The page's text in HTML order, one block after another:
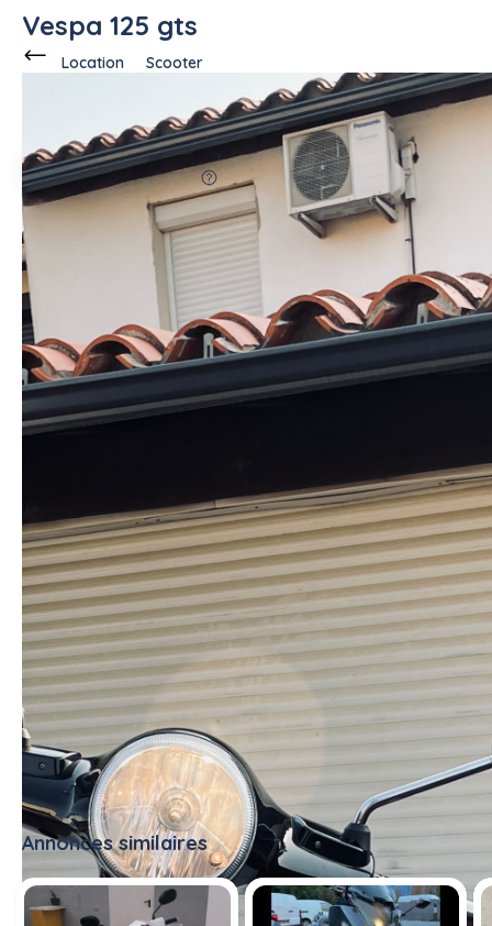
Vespa 125 gts
Location Scooter
propose en locationàCabestany (66330)
Eloise E.
67%fiable 1 annonce
-150kg qu'à l'achat
Description de l'annonce
Location soit au week-end, soit à la semaine.
Une caution (empreinte bancaire en ligne, sécurisée) sera
demandé pour toute location, ainsi qu'un justificatif de
domicile et une copie de la pièce d'identité du loueur.
#scooter
Annonces similaires Tout voir